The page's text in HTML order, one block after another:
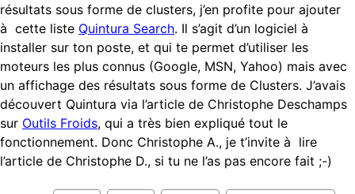
résultats sous forme de clusters, j’en profite pour ajouter
à cette liste Quintura Search. Il s’agit d’un logiciel à
installer sur ton poste, et qui te permet d’utiliser les
moteurs les plus connus (Google, MSN, Yahoo) mais avec
un affichage des résultats sous forme de Clusters. J’avais
découvert Quintura via l’article de Christophe Deschamps
sur Outils Froids, qui a très bien expliqué tout le
fonctionnement. Donc Christophe A., je t’invite à lire
l’article de Christophe D., si tu ne l’as pas encore fait ;-)